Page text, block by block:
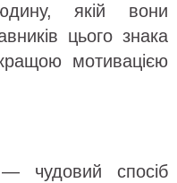
якій вони
цього знака
мотивацією
чудовий спосіб